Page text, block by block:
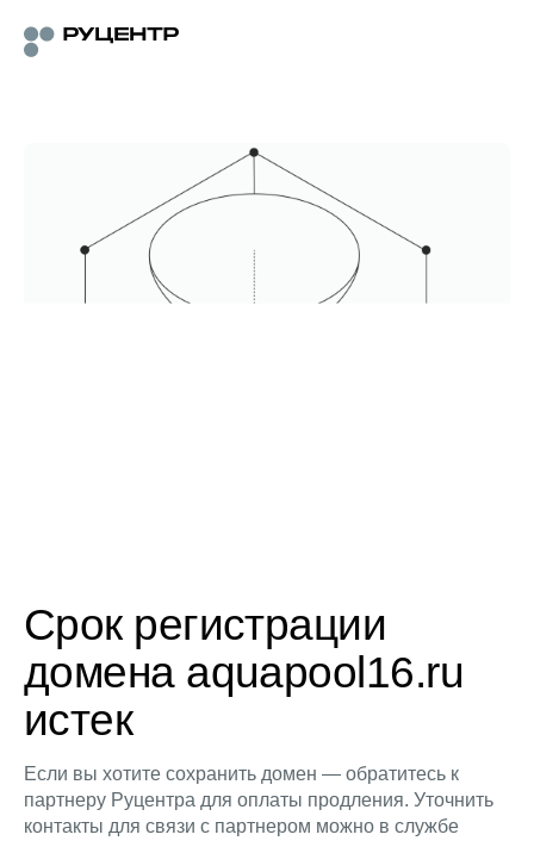
Срок регистрации
домена aquapool16.ru
истек
Если вы хотите сохранить домен — обратитесь к
партнеру Руцентра для оплаты продления. Уточнить
контакты для связи с партнером можно в службе